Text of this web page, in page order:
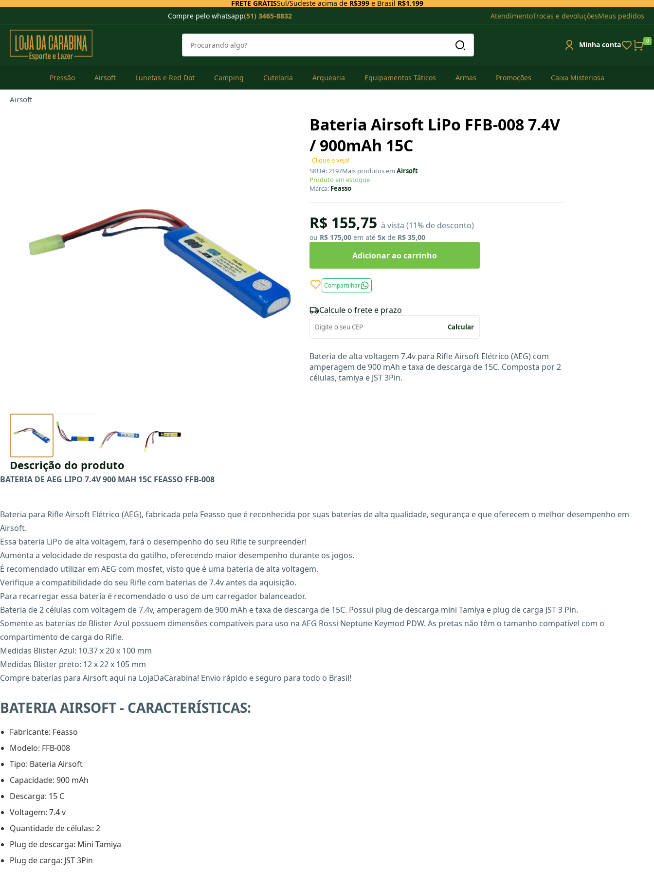
FRETE GRÁTISSul/Sudeste acima de R$399e Brasil R$1.199
Compre pelo whatsapp(51) 3465-8832 AtendimentoTrocas e devoluçõesMeus pedidos
Minha conta 0
Pressão Airsoft Lunetas e Red Dot Camping Cutelaria Arquearia Equipamentos Táticos Armas Promoções Caixa Misteriosa
Airsoft
Bateria Airsoft LiPo FFB-008 7.4V
/ 900mAh 15C
Clique e veja!
SKU#: 2197Mais produtos em Airsoft
Produto em estoque
Marca: Feasso
R$ 155,75 à vista (11% de desconto)
ou R$ 175,00 em até 5x de R$ 35,00
Adicionar ao carrinho
Compartilhar
Calcule o frete e prazo
Calcular
Bateria de alta voltagem 7.4v para Rifle Airsoft Elétrico (AEG) com
amperagem de 900 mAh e taxa de descarga de 15C. Composta por 2
células, tamiya e JST 3Pin.
Descrição do produto
BATERIA DE AEG LIPO 7.4V 900 MAH 15C FEASSO FFB-008
Bateria para Rifle Airsoft Elétrico (AEG), fabricada pela Feasso que é reconhecida por suas baterias de alta qualidade, segurança e que oferecem o melhor desempenho em
Airsoft.
Essa bateria LiPo de alta voltagem, fará o desempenho do seu Rifle te surpreender!
Aumenta a velocidade de resposta do gatilho, oferecendo maior desempenho durante os jogos.
É recomendado utilizar em AEG com mosfet, visto que é uma bateria de alta voltagem.
Verifique a compatibilidade do seu Rifle com baterias de 7.4v antes da aquisição.
Para recarregar essa bateria é recomendado o uso de um carregador balanceador.
Bateria de 2 células com voltagem de 7.4v, amperagem de 900 mAh e taxa de descarga de 15C. Possui plug de descarga mini Tamiya e plug de carga JST 3 Pin.
Somente as baterias de Blister Azul possuem dimensões compatíveis para uso na AEG Rossi Neptune Keymod PDW. As pretas não têm o tamanho compatível com o
compartimento de carga do Rifle.
Medidas Blister Azul: 10.37 x 20 x 100 mm
Medidas Blister preto: 12 x 22 x 105 mm
Compre baterias para Airsoft aqui na LojaDaCarabina! Envio rápido e seguro para todo o Brasil!
BATERIA AIRSOFT - CARACTERÍSTICAS:
Fabricante: Feasso
Modelo: FFB-008
Tipo: Bateria Airsoft
Capacidade: 900 mAh
Descarga: 15 C
Voltagem: 7.4 v
Quantidade de células: 2
Plug de descarga: Mini Tamiya
Plug de carga: JST 3Pin